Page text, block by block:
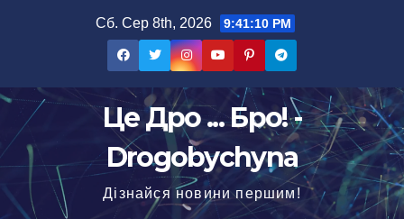
Сб. Сер 8th, 2026 9:41:11 PM
Це Дро ... Бро! -
Drogobychyna
Дізнайся новини першим!